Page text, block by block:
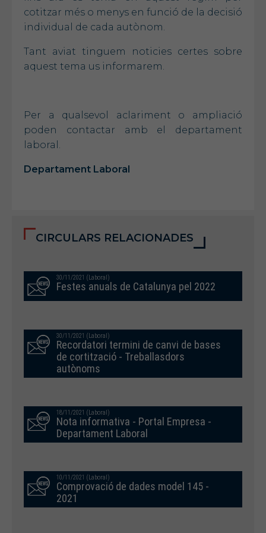
cotitzar més o menys en funció de la decisió
individual de cada autònom.
Tant aviat tinguem noticies certes sobre
aquest tema us informarem.
Per a qualsevol aclariment o ampliació
poden contactar amb el departament
laboral.
Departament Laboral
CIRCULARS RELACIONADES
30/11/2021 (Laboral)
Festes anuals de Catalunya pel 2022
30/11/2021 (Laboral)
Recordatori termini de canvi de bases
de cortització - Treballasdors
autònoms
18/11/2021 (Laboral)
Nota informativa - Portal Empresa -
Departament Laboral
10/11/2021 (Laboral)
Comprovació de dades model 145 -
2021